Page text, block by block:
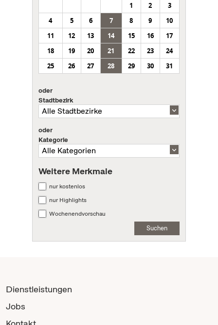
1
2
3
4
5 6 7 8 9
10
11
12 13 14 15 16
17
18
19 20 21 22 23
24
25
26 27 28 29 30 31
oder
Stadtbezirk
oder
Kategorie
Weitere Merkmale
nur kostenlos
nur Highlights
Wochenendvorschau
Suchen
Dienstleistungen
Jobs